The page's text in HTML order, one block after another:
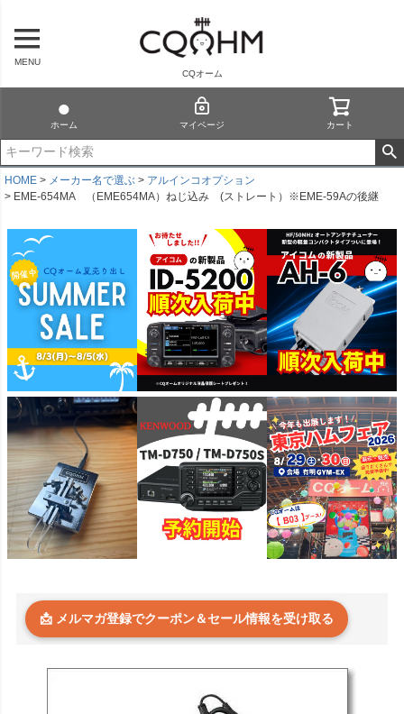
MENU
CQオーム
ホーム マイページ カート
HOME メーカー名で選ぶ
アルインコオプション
EME-654MA （EME654MA）ねじ込み (ストレート）※EME-59Aの後継
📩 メルマガ登録でクーポン＆セール情報を受け取る